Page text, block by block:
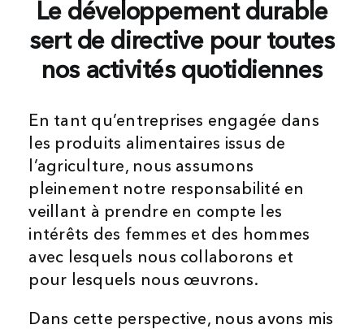
Le développement durable
sert de directive pour toutes
nos activités quotidiennes
En tant qu’entreprises engagée dans
les produits alimentaires issus de
l’agriculture, nous assumons
pleinement notre responsabilité en
veillant à prendre en compte les
intérêts des femmes et des hommes
avec lesquels nous collaborons et
pour lesquels nous œuvrons.
Dans cette perspective, nous avons mis